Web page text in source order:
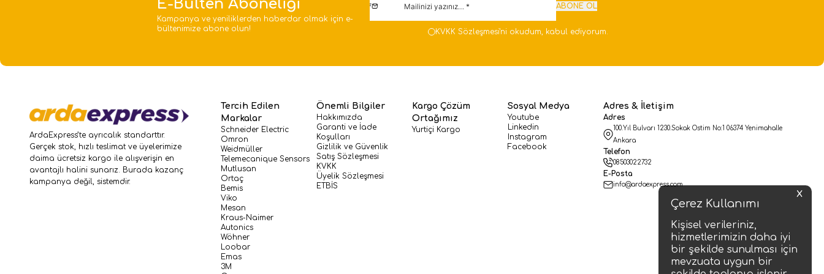
X
Çerez Kullanımı
Kişisel verileriniz,
hizmetlerimizin daha iyi
bir şekilde sunulması için
mevzuata uygun bir
E-Bülten Aboneliği
Kampanya ve yeniliklerden haberdar olmak için e-
bültenimize abone olun!
ABONE OL
KVKK Sözleşmesi'ni okudum, kabul ediyorum.
ArdaExpress’te ayrıcalık standarttır.
Gerçek stok, hızlı teslimat ve üyelerimize
daima ücretsiz kargo ile alışverişin en
avantajlı halini sunarız. Burada kazanç
kampanya değil, sistemdir.
Tercih Edilen
Markalar
Schneider Electric
Omron
Weidmüller
Telemecanique Sensors
Mutlusan
Ortaç
Bemis
Viko
Mesan
Kraus-Naimer
Autonics
Wöhner
Loobar
Emas
3M
Önemli Bilgiler
Hakkımızda
Garanti ve İade
Koşulları
Gizlilik ve Güvenlik
Satış Sözleşmesi
KVKK
Üyelik Sözleşmesi
ETBİS
Kargo Çözüm
Ortağımız
Yurtiçi Kargo
Sosyal Medya
Youtube
Linkedin
Instagram
Facebook
Adres & İletişim
Adres
100.Yıl Bulvarı 1230.Sokak Ostim No:1 06374 Yenimahalle
Ankara
Telefon
08503022732
E-Posta
info@ardaexpress.com